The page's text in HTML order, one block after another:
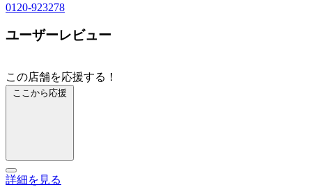
0120-923278
ユーザーレビュー
この店舗を応援する！
ここから応援
詳細を見る